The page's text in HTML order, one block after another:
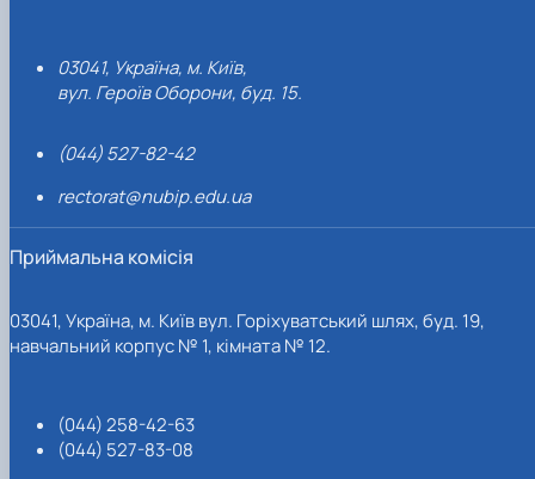
03041, Україна, м. Київ,
вул. Героїв Оборони, буд. 15.
(044) 527-82-42
rectorat@nubip.edu.ua
Приймальна комісія
03041, Україна, м. Київ вул. Горіхуватський шлях, буд. 19,
навчальний корпус № 1, кімната № 12.
(044) 258-42-63
(044) 527-83-08